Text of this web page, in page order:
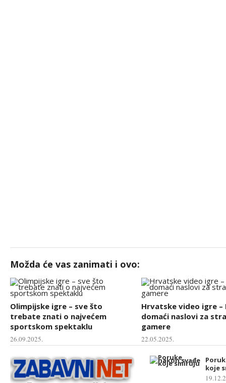
Možda će vas zanimati i ovo:
Olimpijske igre – sve što
trebate znati o najvećem
sportskom spektaklu
26.09.2025.
Hrvatske video igre –
domaći naslovi za
gamere
22.05.2025.
koje